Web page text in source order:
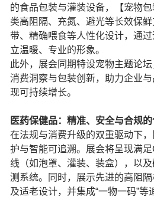
的食品包装与灌装设备，【宠物
类高阻隔、充氮、避光等长效保
带、精确喂食等人性化设计，通
立温暖、专业的形象。
此外，展会同期特设宠物主题论坛
消费洞察与包装创新，助力企业
现可持续增长。
医药保健品：精准、安全与合规
在法规与消费升级的双重驱动下
护与智能可追溯。展会将呈现满
线（如泡罩、灌装、装盒），以
测系统。同时，展示先进的高阻
及适老设计，并集成“一物一码”